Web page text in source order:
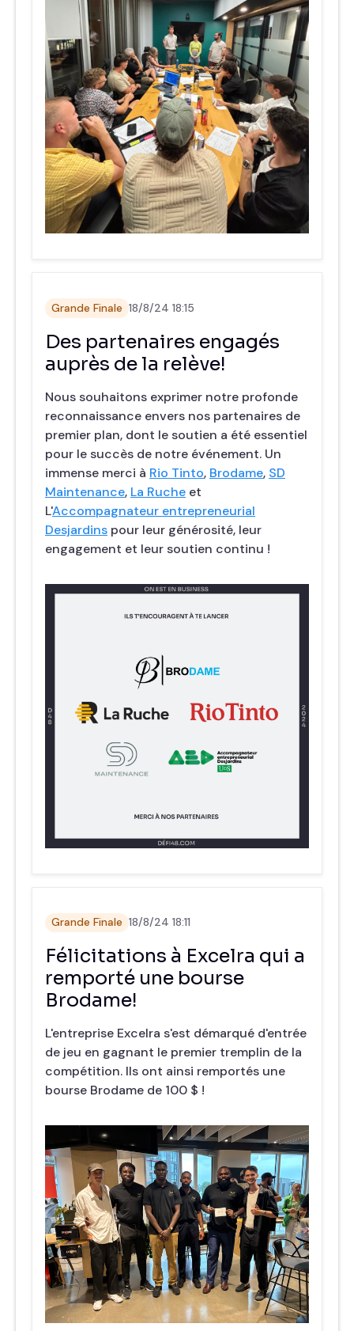
Grande Finale 18/8/24 18:15
Des partenaires engagés
auprès de la relève!
Nous souhaitons exprimer notre profonde
reconnaissance envers nos partenaires de
premier plan, dont le soutien a été essentiel
pour le succès de notre événement. Un
immense merci à Rio Tinto, Brodame, SD
Maintenance, La Ruche et
L'Accompagnateur entrepreneurial
Desjardins pour leur générosité, leur
engagement et leur soutien continu !
Grande Finale 18/8/24 18:11
Félicitations à Excelra qui a
remporté une bourse
Brodame!
L'entreprise Excelra s'est démarqué d'entrée
de jeu en gagnant le premier tremplin de la
compétition. Ils ont ainsi remportés une
bourse Brodame de 100 $ !